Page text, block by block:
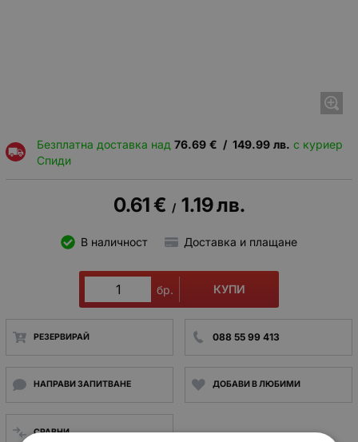
Безплатна доставка над 76.69 € / 149.99 лв. с куриер
Спиди
0.61€ / 1.19лв.
В наличност Доставка и плащане
бр. КУПИ
РЕЗЕРВИРАЙ 088 55 99 413
НАПРАВИ ЗАПИТВАНЕ ДОБАВИ В ЛЮБИМИ
СРАВНИ